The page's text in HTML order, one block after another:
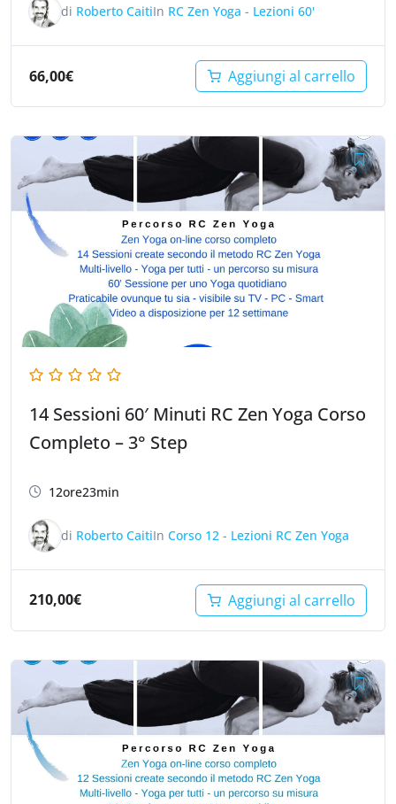
di Roberto CaitiIn RC Zen Yoga - Lezioni 60'
66,00€ Aggiungi al carrello
14 Sessioni 60′ Minuti RC Zen Yoga Corso
Completo – 3° Step
12ore23min
di Roberto CaitiIn Corso 12 - Lezioni RC Zen Yoga
210,00€ Aggiungi al carrello